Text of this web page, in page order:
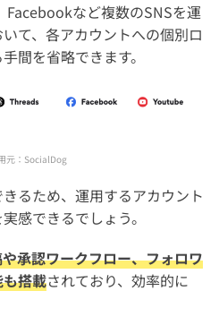
する
くある質問
おすすめのSNS管理ツールは？
SNS管理ツールは？
ツールの機能の違いは？投資価値
番バズりやすい・注力すべき
など複数のSNSを運
て、各アカウントへの個別ロ
間を省略できます。
元： SocialDog
るため、運用するアカウント
感できるでしょう。
承認ワークフロー、フォロワ
搭載されており、効率的に